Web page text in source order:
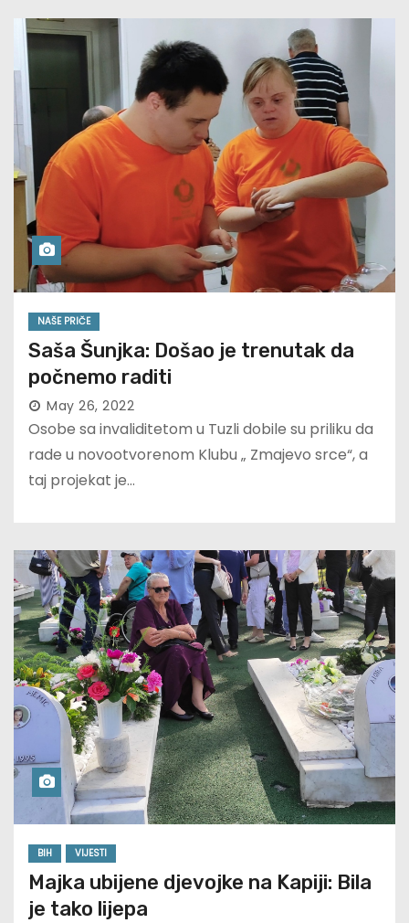
NAŠE PRIČE
Saša Šunjka: Došao je trenutak da
počnemo raditi
May 26, 2022
Osobe sa invaliditetom u Tuzli dobile su priliku da
rade u novootvorenom Klubu „ Zmajevo srce“, a
taj projekat je…
BIH VIJESTI
Majka ubijene djevojke na Kapiji: Bila
je tako lijepa